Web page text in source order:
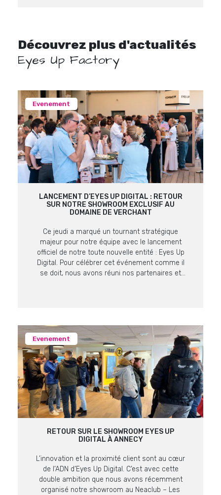
Découvrez plus d'actualités
Eyes Up Factory
Evenement
LANCEMENT D’EYES UP DIGITAL : RETOUR
SUR NOTRE SHOWROOM EXCLUSIF AU
DOMAINE DE VERCHANT
Ce jeudi a marqué un tournant stratégique
majeur pour notre équipe avec le lancement
officiel de notre toute nouvelle entité : Eyes Up
Digital. Pour célébrer cet événement comme il
se doit, nous avons réuni nos partenaires et
Evenement
RETOUR SUR LE SHOWROOM EYES UP
DIGITAL À ANNECY
L’innovation et la proximité client sont au cœur
de l’ADN d’Eyes Up Digital. C’est avec cette
double ambition que nous avons récemment
organisé notre showroom au Neaclub – Les